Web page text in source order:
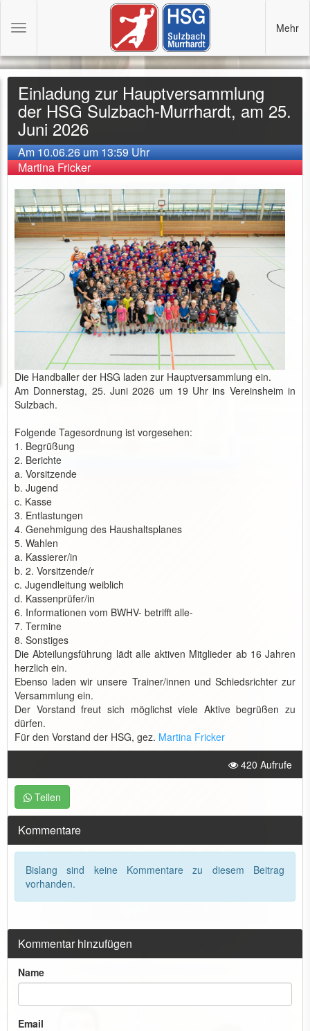
Einladung zur Hauptversammlung
der HSG Sulzbach-Murrhardt, am 25.
Juni 2026
Am 10.06.26 um 13:59 Uhr
Martina Fricker
Die Handballer der HSG laden zur Hauptversammlung ein.
Am Donnerstag, 25. Juni 2026 um 19 Uhr ins Vereinsheim in
Sulzbach.
Folgende Tagesordnung ist vorgesehen:
1. Begrüßung
2. Berichte
a. Vorsitzende
b. Jugend
c. Kasse
3. Entlastungen
4. Genehmigung des Haushaltsplanes
5. Wahlen
a. Kassierer/in
b. 2. Vorsitzende/r
c. Jugendleitung weiblich
d. Kassenprüfer/in
6. Informationen vom BWHV- betrifft alle-
7. Termine
8. Sonstiges
Die Abteilungsführung lädt alle aktiven Mitglieder ab 16 Jahren
herzlich ein.
Ebenso laden wir unsere Trainer/innen und Schiedsrichter zur
Versammlung ein.
Der Vorstand freut sich möglichst viele Aktive begrüßen zu
dürfen.
Für den Vorstand der HSG, gez. Martina Fricker
420 Aufrufe
Teilen
Kommentare
Bislang sind keine Kommentare zu diesem Beitrag
vorhanden.
Kommentar hinzufügen
Name
Email
Toggle
Mehr